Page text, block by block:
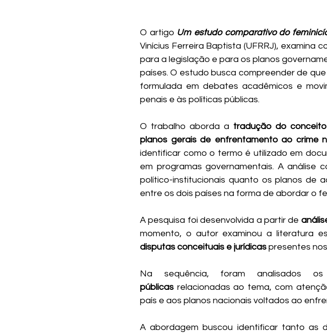
O artigo Um estudo comparativo do
Vinícius Ferreira Baptista (UFRRJ), examina
para a legislação e para os planos
países. O estudo busca compreender de
formulada em debates acadêmicos e
penais e às políticas públicas.
O trabalho aborda a tradução do
planos gerais de enfrentamento ao crime
identificar como o termo é utilizado em
em programas governamentais. A análise
político-institucionais quanto os planos de
entre os dois países na forma de abordar o
A pesquisa foi desenvolvida a partir de
disputas conceituais e jurídicas presentes
Na sequência, foram analisados
públicas relacionadas ao tema, com
país e aos planos nacionais voltados ao
A abordagem buscou identificar tanto as